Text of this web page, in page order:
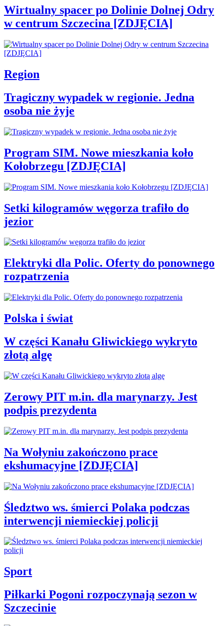
Wirtualny spacer po Dolinie Dolnej Odry
w centrum Szczecina [ZDJĘCIA]
Region
Tragiczny wypadek w regionie. Jedna
osoba nie żyje
Program SIM. Nowe mieszkania koło
Kołobrzegu [ZDJĘCIA]
Setki kilogramów węgorza trafiło do
jezior
Elektryki dla Polic. Oferty do ponownego
rozpatrzenia
Polska i świat
W części Kanału Gliwickiego wykryto
złotą algę
Zerowy PIT m.in. dla marynarzy. Jest
podpis prezydenta
Na Wołyniu zakończono prace
ekshumacyjne [ZDJĘCIA]
Śledztwo ws. śmierci Polaka podczas
interwencji niemieckiej policji
Sport
Piłkarki Pogoni rozpoczynają sezon w
Szczecinie